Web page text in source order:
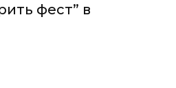
фест” в